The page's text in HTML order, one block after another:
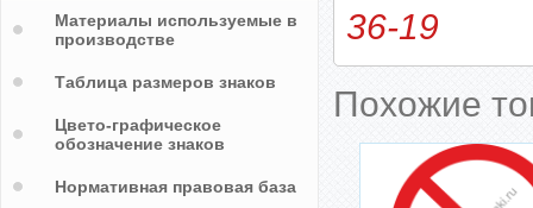
36-19
Похожие
Материалы используемые в
производстве
Таблица размеров знаков
Цвето-графическое
обозначение знаков
Нормативная правовая база